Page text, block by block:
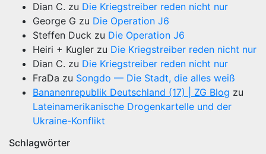
Dian C. zu Die Kriegstreiber reden nicht nur
George G zu Die Operation J6
Steffen Duck zu Die Operation J6
Heiri + Kugler zu Die Kriegstreiber reden nicht nur
Dian C. zu Die Kriegstreiber reden nicht nur
FraDa zu Songdo — Die Stadt, die alles weiß
Bananenrepublik Deutschland (17) | ZG Blog zu
Lateinamerikanische Drogenkartelle und der
Ukraine-Konflikt
Schlagwörter